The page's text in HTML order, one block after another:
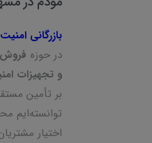
بازرگانی
در حوزه
و تجهیزات
بر تأمین
توانسته‌ایم
اختیار